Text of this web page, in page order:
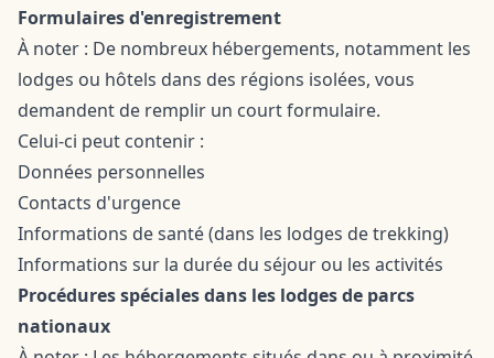
Formulaires d'enregistrement
À noter : De nombreux hébergements, notamment les
lodges ou hôtels dans des régions isolées, vous
demandent de remplir un court formulaire.
Celui-ci peut contenir :
Données personnelles
Contacts d'urgence
Informations de santé (dans les lodges de trekking)
Informations sur la durée du séjour ou les activités
Procédures spéciales dans les lodges de parcs
nationaux